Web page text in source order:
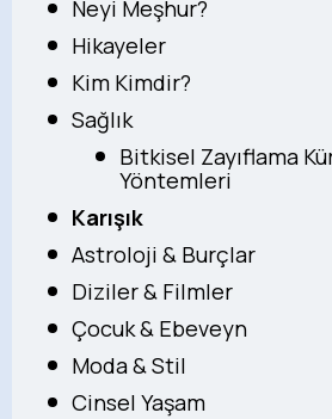
Neyi Meşhur?
Hikayeler
Kim Kimdir?
Sağlık
Bitkisel Zayıflama
Yöntemleri
Karışık
Astroloji & Burçlar
Diziler & Filmler
Çocuk & Ebeveyn
Moda & Stil
Cinsel Yaşam